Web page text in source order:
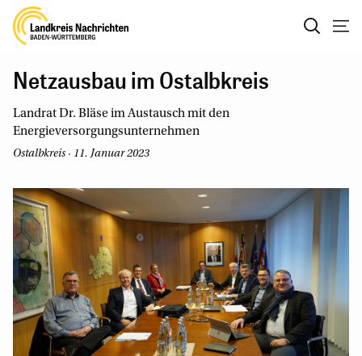
Netzausbau im Ostalbkreis
Landrat Dr. Bläse im Austausch mit den
Energieversorgungsunternehmen
Ostalbkreis · 11. Januar 2023